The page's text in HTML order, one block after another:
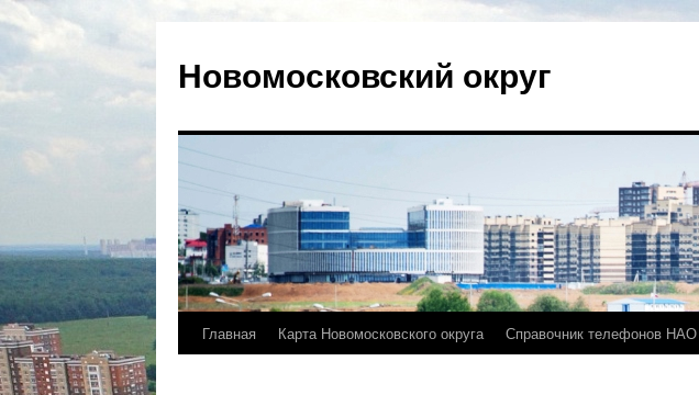
Новомосковский округ
Главная Карта Новомосковского округа Справочник телефонов НАО